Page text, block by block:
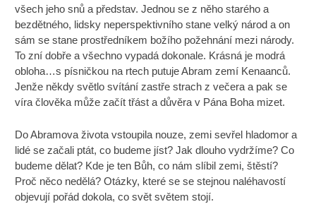
všech jeho snů a představ. Jednou se z něho starého a
bezdětného, lidsky neperspektivního stane velký národ a on
sám se stane prostředníkem božího požehnání mezi národy.
To zní dobře a všechno vypadá dokonale. Krásná je modrá
obloha…s písničkou na rtech putuje Abram zemí Kenaanců.
Jenže někdy světlo svítání zastře strach z večera a pak se
víra člověka může začít třást a důvěra v Pána Boha mizet.
Do Abramova života vstoupila nouze, zemi sevřel hladomor a
lidé se začali ptát, co budeme jíst? Jak dlouho vydržíme? Co
budeme dělat? Kde je ten Bůh, co nám slíbil zemi, štěstí?
Proč něco nedělá? Otázky, které se se stejnou naléhavostí
objevují pořád dokola, co svět světem stojí.